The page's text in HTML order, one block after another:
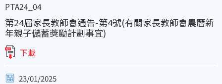
PTA24_04
第24屆家長教師會通告-第4號(有關家長教師會農曆新
年親子儲蓄獎勵計劃事宜)
下載
23/01/2025